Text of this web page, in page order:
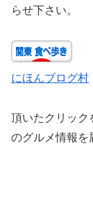
らせ下さい。
にほんブログ村
頂いたクリック
のグルメ情報を